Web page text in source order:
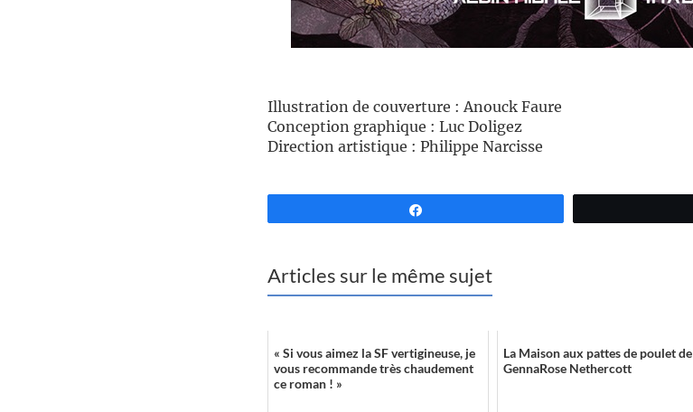
Illustration de couverture : Anouck Faure
Conception graphique : Luc Doligez
Direction artistique : Philippe Narcisse
Articles sur le même sujet
« Si vous aimez la SF vertigineuse, je
vous recommande très chaudement
ce roman ! »
La Maison aux pattes de poulet de
GennaRose Nethercott